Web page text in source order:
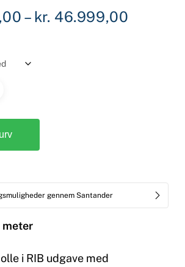
– kr. 46.999,00
gennem Santander
meter
i RIB udgave med